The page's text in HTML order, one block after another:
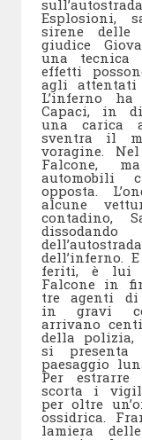
Esplosioni,
sirene delle
giudice
una tecnica
effetti
agli attentati
L’inferno
Capaci, in
una carica
sventra il
voragine.
Falcone,
automobili
opposta.
alcune
contadino,
dell’inferno.
feriti, è lui
Falcone in
tre agenti di
in gravi
arrivano
della polizia,
si presenta
paesaggio
Per
scorta i
per oltre
ossidrica.
lamiera